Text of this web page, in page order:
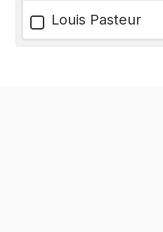
Louis Pasteur